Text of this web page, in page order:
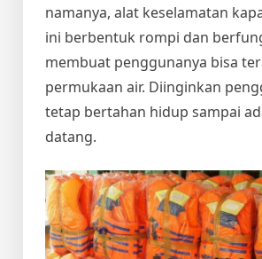
namanya, alat keselamatan
ini berbentuk rompi dan
membuat penggunanya bisa
permukaan air. Diinginkan
tetap bertahan hidup sampai
datang.